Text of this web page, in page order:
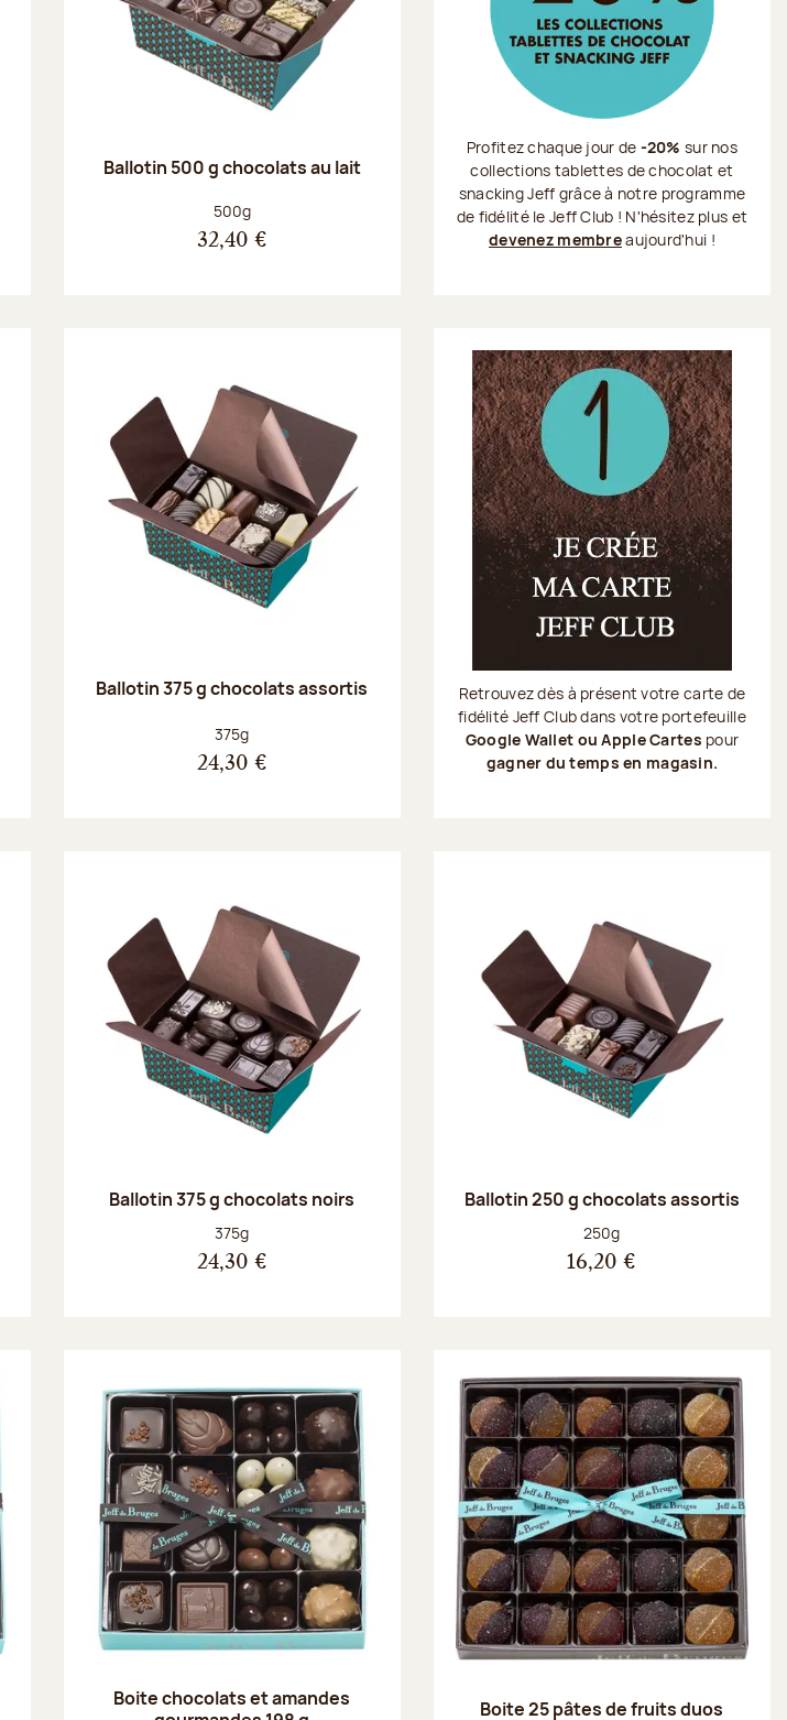
Ballotin 500 g chocolats au lait
Poids net :
500g
32,40 €
Profitez chaque jour de -20% sur nos
collections tablettes de chocolat et
snacking Jeff grâce à notre programme
de fidélité le Jeff Club ! N'hésitez plus et
devenez membreaujourd'hui !
Ballotin 375 g chocolats assortis
Poids net :
375g
24,30 €
Retrouvez dès à présent votre carte de
fidélité Jeff Club dans votre portefeuille
Google Wallet ou Apple Cartes pour
gagner du temps en magasin.
Ballotin 375 g chocolats noirs
Poids net :
375g
24,30 €
Ballotin 250 g chocolats assortis
Poids net :
250g
16,20 €
Boite chocolats et amandes
Boite 25 pâtes de fruits duos